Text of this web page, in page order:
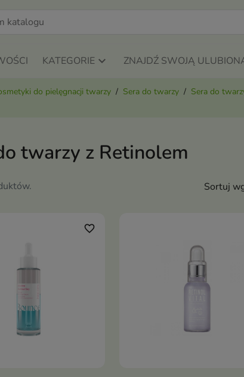
KATEGORIE ZNAJDŹ SWOJĄ
do pielęgnacji twarzy Sera do twarzy
Sera do
twarzy z Retinolem
Sortuj
favorite_border